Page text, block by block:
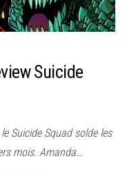
Suicide
Suicide Squad solde les
mois. Amanda…